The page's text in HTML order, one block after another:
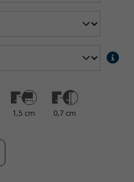
1,5 cm 0,7 cm